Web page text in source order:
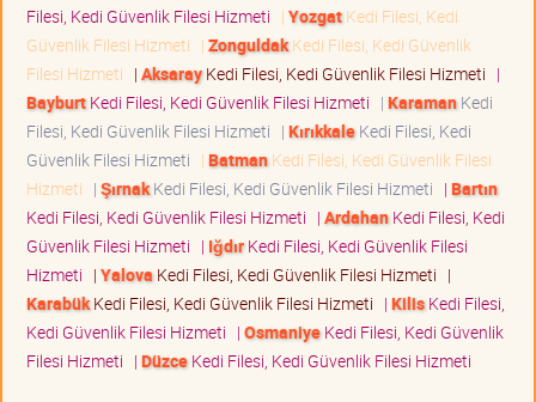
Filesi, Kedi Güvenlik Filesi Hizmeti | YozgatKedi Filesi, Kedi
Güvenlik Filesi Hizmeti | ZonguldakKedi Filesi, Kedi Güvenlik
Filesi Hizmeti | AksarayKedi Filesi, Kedi Güvenlik Filesi Hizmeti |
BayburtKedi Filesi, Kedi Güvenlik Filesi Hizmeti | KaramanKedi
Filesi, Kedi Güvenlik Filesi Hizmeti | KırıkkaleKedi Filesi, Kedi
Güvenlik Filesi Hizmeti | BatmanKedi Filesi, Kedi Güvenlik Filesi
Hizmeti | ŞırnakKedi Filesi, Kedi Güvenlik Filesi Hizmeti | Bartın
Kedi Filesi, Kedi Güvenlik Filesi Hizmeti | ArdahanKedi Filesi, Kedi
Güvenlik Filesi Hizmeti | IğdırKedi Filesi, Kedi Güvenlik Filesi
Hizmeti | Yalova Kedi Filesi, Kedi Güvenlik Filesi Hizmeti |
KarabükKedi Filesi, Kedi Güvenlik Filesi Hizmeti | KilisKedi Filesi,
Kedi Güvenlik Filesi Hizmeti | OsmaniyeKedi Filesi, Kedi Güvenlik
Filesi Hizmeti | DüzceKedi Filesi, Kedi Güvenlik Filesi Hizmeti